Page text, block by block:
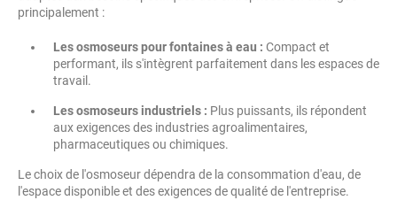
principalement :
Les osmoseurs pour fontaines à eau : Compact et
performant, ils s'intègrent parfaitement dans les espaces de
travail.
Les osmoseurs industriels : Plus puissants, ils répondent
aux exigences des industries agroalimentaires,
pharmaceutiques ou chimiques.
Le choix de l'osmoseur dépendra de la consommation d'eau, de
l'espace disponible et des exigences de qualité de l'entreprise.